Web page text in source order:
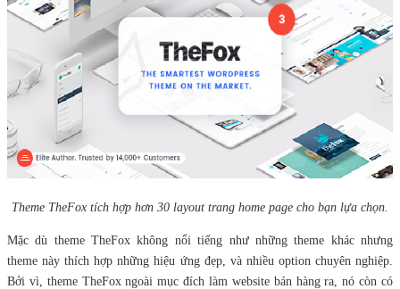
Theme TheFox tích hợp hơn 30 layout trang home page cho bạn lựa chọn.
Mặc dù theme TheFox không nổi tiếng như những theme khác nhưng
theme này thích hợp những hiệu ứng đẹp, và nhiều option chuyên nghiệp.
Bởi vì, theme TheFox ngoài mục đích làm website bán hàng ra, nó còn có